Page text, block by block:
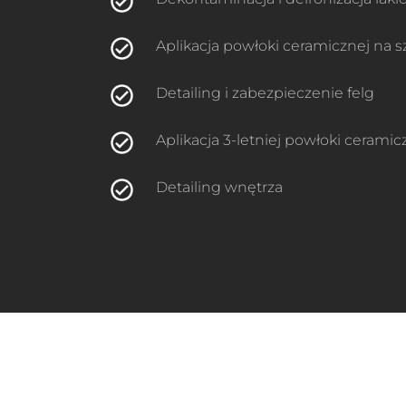
Aplikacja powłoki ceramicznej na
Detailing i zabezpieczenie felg
Aplikacja 3-letniej powłoki
Detailing wnętrza